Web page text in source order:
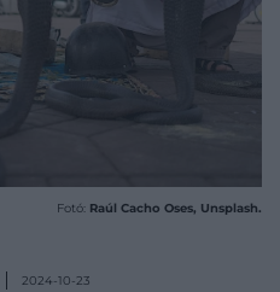
Fotó: Raúl Cacho Oses, Unsplash.
2024-10-23